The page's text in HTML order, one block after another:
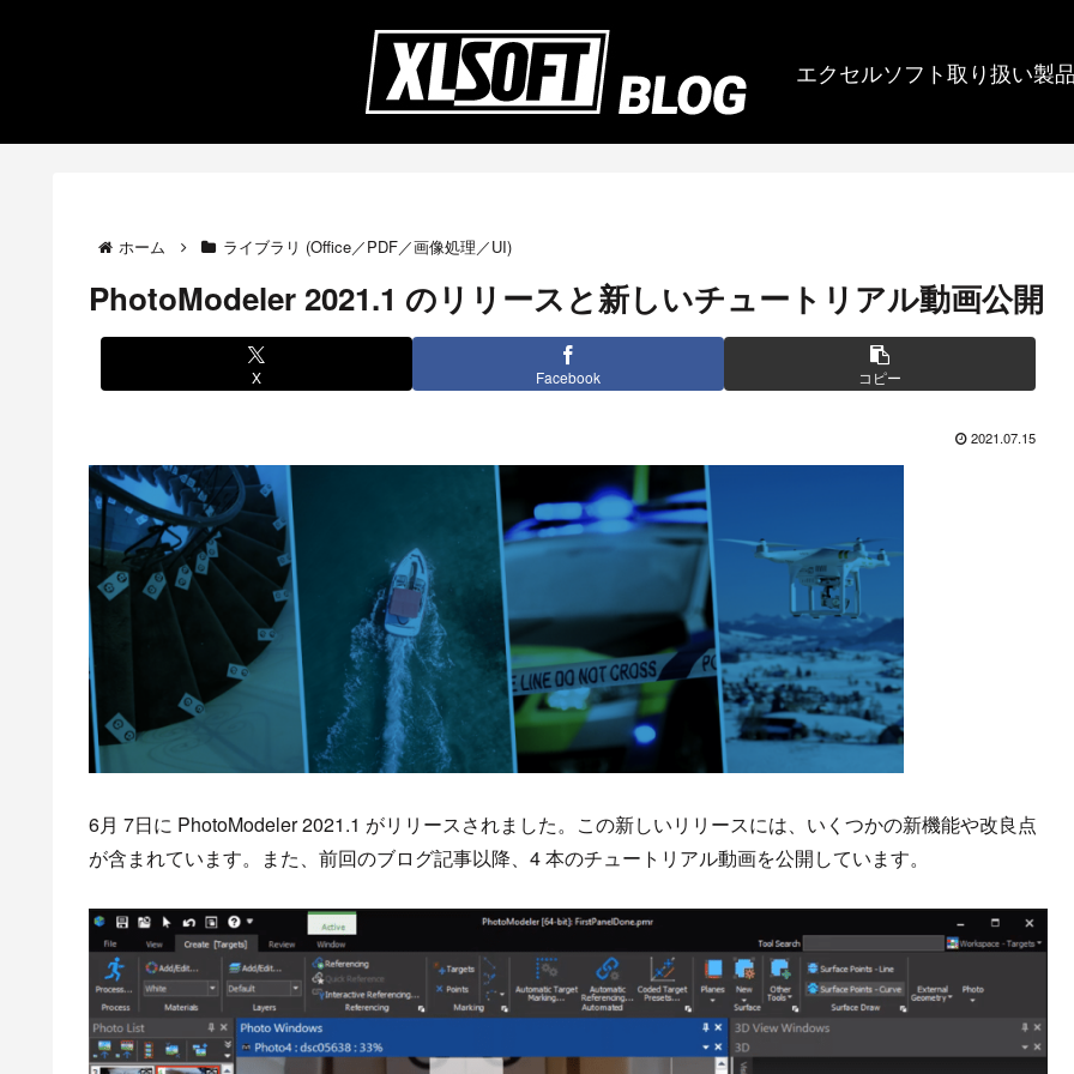
エクセルソフト取り扱い製
ホーム ライブラリ (Office／PDF／画像処理／UI)
PhotoModeler 2021.1 のリリースと新しいチュートリアル動画公開
X Facebook コピー
2021.07.15
6月 7日に PhotoModeler 2021.1 がリリースされました。この新しいリリースには、いくつかの新機能や改良点
が含まれています。また、前回のブログ記事以降、4 本のチュートリアル動画を公開しています。